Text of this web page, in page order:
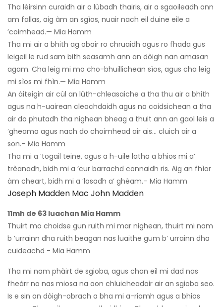
Tha lèirsinn curaidh air a lùbadh thairis, air a sgaoileadh ann
am fallas, aig àm an sgìos, nuair nach eil duine eile a
’coimhead.— Mia Hamm
Tha mi air a bhith ag obair ro chruaidh agus ro fhada gus
leigeil le rud sam bith seasamh ann an dòigh nan amasan
agam. Cha leig mi mo cho-bhuillichean sìos, agus cha leig
mi sìos mi fhìn.— Mia Hamm
An àiteigin air cùl an lùth-chleasaiche a tha thu air a bhith
agus na h-uairean cleachdaidh agus na coidsichean a tha
air do phutadh tha nighean bheag a thuit ann an gaol leis a
’gheama agus nach do choimhead air ais… cluich air a
son.– Mia Hamm
Tha mi a ’togail teine, agus a h-uile latha a bhios mi a’
trèanadh, bidh mi a ’cur barrachd connaidh ris. Aig an fhìor
àm cheart, bidh mi a ’lasadh a’ ghèam.– Mia Hamm
Joseph Madden Mac John Madden
11mh de 63 luachan Mia Hamm
Thuirt mo choidse gun ruith mi mar nighean, thuirt mi nam
b ’urrainn dha ruith beagan nas luaithe gum b’ urrainn dha
cuideachd - Mia Hamm
Tha mi nam phàirt de sgioba, agus chan eil mi dad nas
fheàrr no nas miosa na aon chluicheadair air an sgioba seo.
Is e sin an dòigh-obrach a bha mi a-riamh agus a bhios